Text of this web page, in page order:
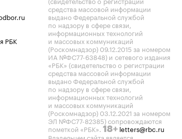
РБК
средства массовой информации
выдано Федеральной службой
по надзору в сфере связи,
информационных технологий
и массовых коммуникаций
(Роскомнадзор) 09.12.2015 за номером
ИА №ФС77-63848) и сетевого издания
«РБК» (свидетельство о регистрации
средства массовой информации
выдано Федеральной службой
по надзору в сфере связи,
информационных технологий
и массовых коммуникаций
(Роскомнадзор) 03.12.2021 за номером
ЭЛ №ФС77-82385) сопровождаются
пометкой «РБК». 18+ letters@rbc.ru
Владельцем сайта является